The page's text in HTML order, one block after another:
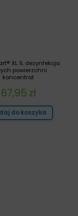
XL 1L dezynfekcja
powierzchni
koncentrat
67,95 zł
do koszyka